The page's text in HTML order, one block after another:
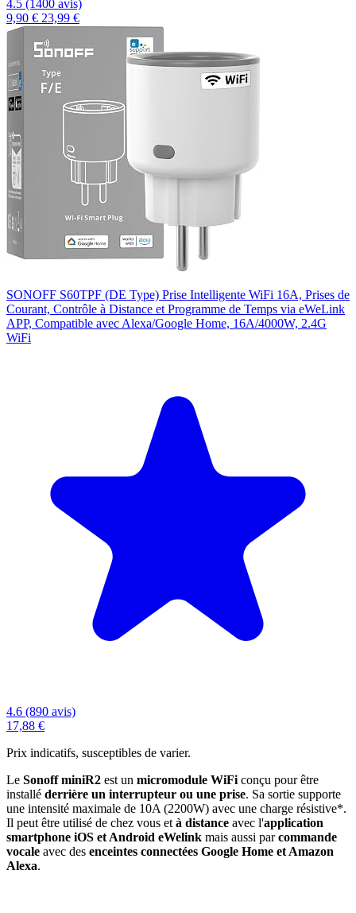
4.5 (1400 avis)
9,90 € 23,99 €
SONOFF S60TPF (DE Type) Prise Intelligente WiFi 16A, Prises de
Courant, Contrôle à Distance et Programme de Temps via eWeLink
APP, Compatible avec Alexa/Google Home, 16A/4000W, 2.4G
WiFi
4.6 (890 avis)
17,88 €
Prix indicatifs, susceptibles de varier.
Le Sonoff miniR2 est un micromodule WiFi conçu pour être
installé derrière un interrupteur ou une prise. Sa sortie supporte
une intensité maximale de 10A (2200W) avec une charge résistive*.
Il peut être utilisé de chez vous et à distance avec l'application
smartphone iOS et Android eWelink mais aussi parcommande
vocale avec des enceintes connectées Google Home et Amazon
Alexa.